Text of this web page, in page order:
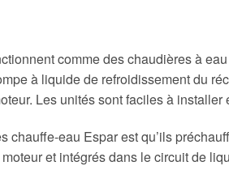
comme des chaudières à
à liquide de refroidissement du
Les unités sont faciles à
chauffe-eau Espar est qu’ils
et intégrés dans le circuit de